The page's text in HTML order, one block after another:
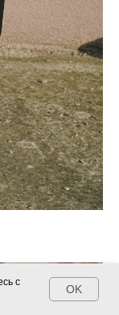
с
OK